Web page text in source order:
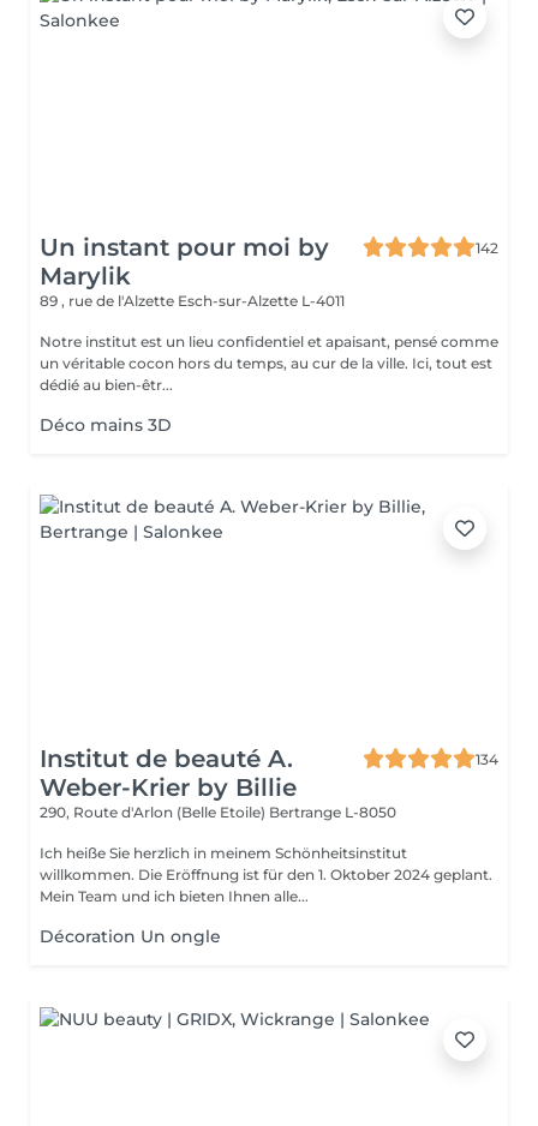
Un instant pour moi by
Marylik
142
89 , rue de l'Alzette Esch-sur-Alzette L-4011
Notre institut est un lieu confidentiel et apaisant, pensé comme
un véritable cocon hors du temps, au cur de la ville. Ici, tout est
dédié au bien-êtr...
Déco mains 3D
Institut de beauté A.
Weber-Krier by Billie
134
290, Route d'Arlon (Belle Etoile) Bertrange L-8050
Ich heiße Sie herzlich in meinem Schönheitsinstitut
willkommen. Die Eröffnung ist für den 1. Oktober 2024 geplant.
Mein Team und ich bieten Ihnen alle...
Décoration Un ongle